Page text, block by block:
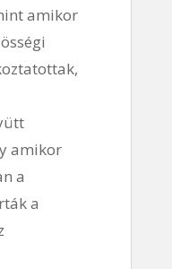
amikor
amikor
a
a